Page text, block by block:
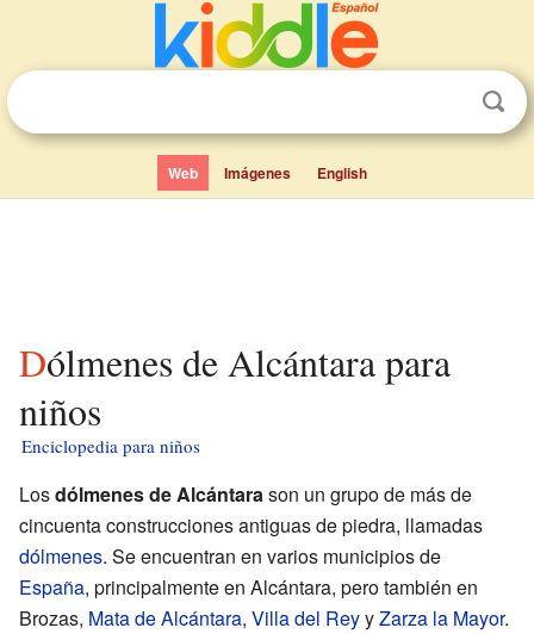
Web Imágenes English
Dólmenes de Alcántara para
niños
Enciclopedia para niños
Losdólmenes de Alcántarason un grupo de más de
cincuenta construcciones antiguas de piedra, llamadas
dólmenes. Se encuentran en varios municipios de
España, principalmente en Alcántara, pero también en
Brozas, Mata de Alcántara, Villa del ReyyZarza la Mayor.